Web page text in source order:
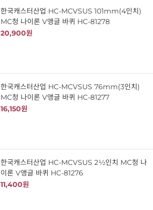
한국캐스터산업 HC-MCVSUS 101mm(4인치)
MC청 나이론 V앵글 바퀴 HC-81278
20,900원
한국캐스터산업 HC-MCVSUS 76mm(3인치)
MC청 나이론 V앵글 바퀴 HC-81277
16,150원
한국캐스터산업 HC-MCVSUS 2½인치 MC청 나
이론 V앵글 바퀴 HC-81276
11,400원